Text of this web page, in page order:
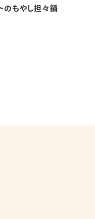
のもやし担々鍋